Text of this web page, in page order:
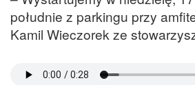
południe z parkingu przy
Kamil Wieczorek ze